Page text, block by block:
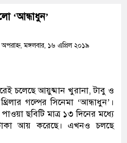
সিল-স্বাক্ষর জালিয়াতি চক্রের পাঁচ
জনগণ পরিবর্তন চেয়েছে
মিরপুর মডেল থানার
মাদক কারবারি গ্রেফতার
২৮ লাখ টাকার জাল নোটসহ
‘আন্ধাধুন’
মঙ্গলবার, ১৬ এপ্রিল ২০১৯
চলেছে আয়ুষ্মান খুরানা, টাবু ও
গল্পের সিনেমা ‘আন্ধাধুন’।
ছবিটি মাত্র ১৩ দিনের মধ্যে
আয় করেছে। এখনও চলছে